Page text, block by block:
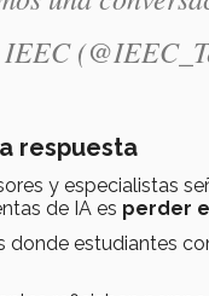
respuesta
y especialistas
de IA es perder
donde estudiantes